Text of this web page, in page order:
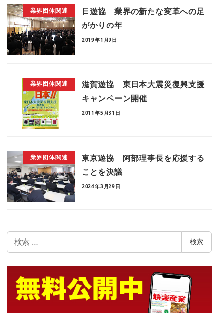
業界団体関連
日遊協 業界の新たな変革への足
がかりの年
2019年1月9日
業界団体関連
滋賀遊協 東日本大震災復興支援
キャンペーン開催
2011年5月31日
業界団体関連
東京遊協 阿部理事長を応援する
ことを決議
2024年3月29日
索
検索